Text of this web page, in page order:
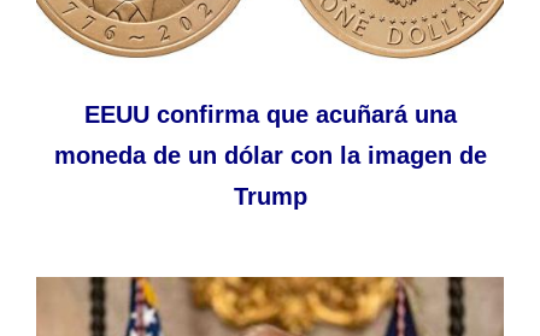
EEUU confirma que acuñará una
moneda de un dólar con la imagen de
Trump